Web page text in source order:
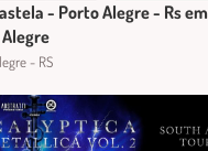
- Porto Alegre - Rs em
- RS